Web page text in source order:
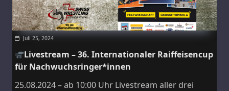
Juli 25, 2024
Livestream – 36. Internationaler Raiffeisencup
für Nachwuchsringer*innen
25.08.2024 – ab 10:00 Uhr Livestream aller drei